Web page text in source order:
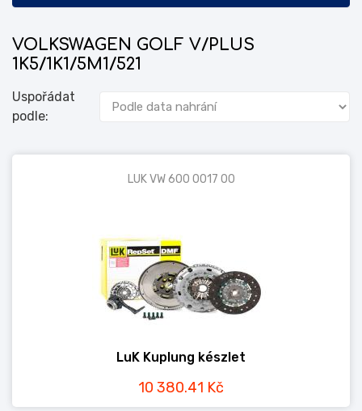
VOLKSWAGEN GOLF V/PLUS
1K5/1K1/5M1/521
Uspořádat
podle:
LUK VW 600 0017 00
LuK Kuplung készlet
10 380.41 Kč